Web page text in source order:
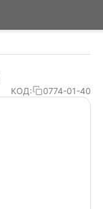
КОД: 0774-01-40